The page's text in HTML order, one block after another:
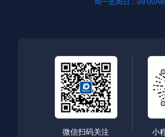
周一至周日：
微信扫码关注 小